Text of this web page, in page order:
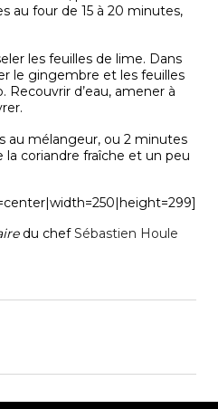
au four de 15 à 20 minutes,
les feuilles de lime. Dans
le gingembre et les feuilles
d’eau, amener à
au mélangeur, ou 2 minutes
la coriandre fraîche et un peu
du chefSébastien Houle